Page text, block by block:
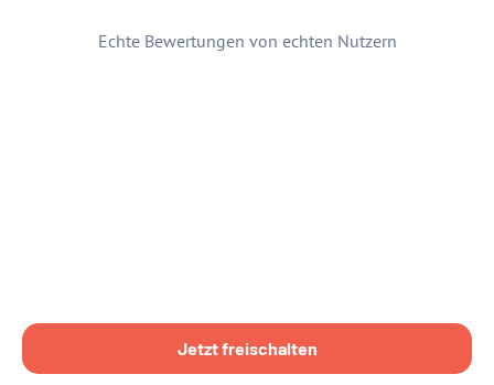
Echte Bewertungen von echten Nutzern
Jetzt freischalten